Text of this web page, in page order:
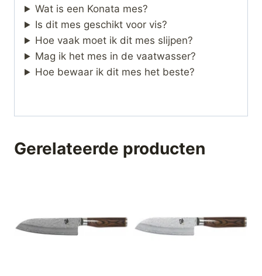
Wat is een Konata mes?
Is dit mes geschikt voor vis?
Hoe vaak moet ik dit mes slijpen?
Mag ik het mes in de vaatwasser?
Hoe bewaar ik dit mes het beste?
Gerelateerde producten